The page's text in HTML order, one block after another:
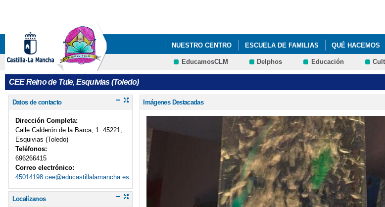
NUESTRO CENTRO ESCUELA DE FAMILIAS QUÉ HACEMOS
SAAE AMPA PERSILES ECOESCUELAS ERASMUS+
EducamosCLM Delphos Educación
CEE Reino de Tule, Esquivias (Toledo)
Datos de contacto
Dirección Completa:
Calle Calderón de la Barca, 1. 45221,
Esquivias (Toledo)
Teléfonos:
696266415
Correo electrónico:
45014198.cee@educastillalamancha.es
Localízanos
Imágenes Destacadas